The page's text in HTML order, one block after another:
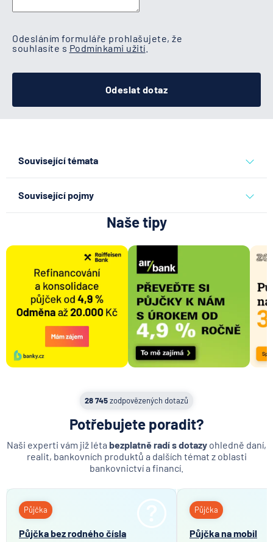
Odesláním formuláře prohlašujete, že
souhlasíte s Podmínkami užití
Odeslat dotaz
Související témata
Související pojmy
Naše tipy
28 745zodpovězených dotazů
Potřebujete poradit?
Naši experti vám již léta bezplatně radí s dotazy ohledně daní,
realit, bankovních produktů a dalších témat z oblasti
bankovnictví a financí.
Půjčka
Půjčka bez rodného čísla
Půjčka
Půjčka na mobil